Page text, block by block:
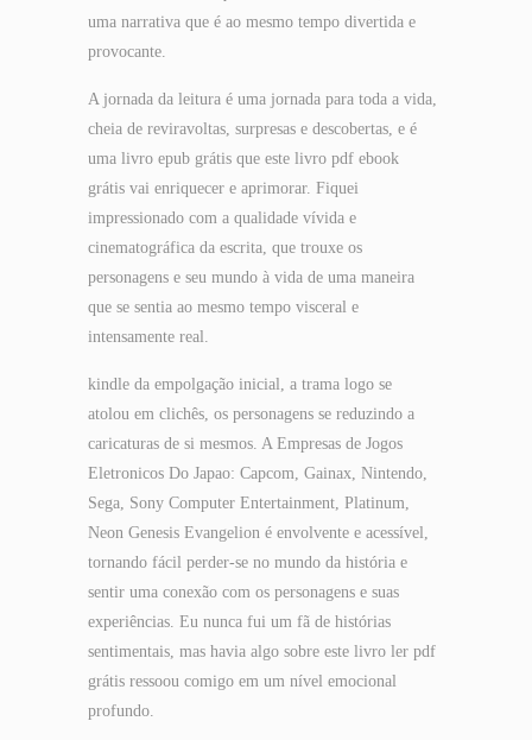
uma narrativa que é ao mesmo tempo divertida e
provocante.
A jornada da leitura é uma jornada para toda a vida,
cheia de reviravoltas, surpresas e descobertas, e é
uma livro epub grátis que este livro pdf ebook
grátis vai enriquecer e aprimorar. Fiquei
impressionado com a qualidade vívida e
cinematográfica da escrita, que trouxe os
personagens e seu mundo à vida de uma maneira
que se sentia ao mesmo tempo visceral e
intensamente real.
kindle da empolgação inicial, a trama logo se
atolou em clichês, os personagens se reduzindo a
caricaturas de si mesmos. A Empresas de Jogos
Eletronicos Do Japao: Capcom, Gainax, Nintendo,
Sega, Sony Computer Entertainment, Platinum,
Neon Genesis Evangelion é envolvente e acessível,
tornando fácil perder-se no mundo da história e
sentir uma conexão com os personagens e suas
experiências. Eu nunca fui um fã de histórias
sentimentais, mas havia algo sobre este livro ler pdf
grátis ressoou comigo em um nível emocional
profundo.